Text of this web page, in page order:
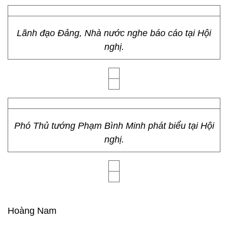
Lãnh đạo Đảng, Nhà nước nghe báo cáo tại Hội
nghị.
Phó Thủ tướng Phạm Bình Minh phát biểu tại Hội
nghị.
Hoàng Nam